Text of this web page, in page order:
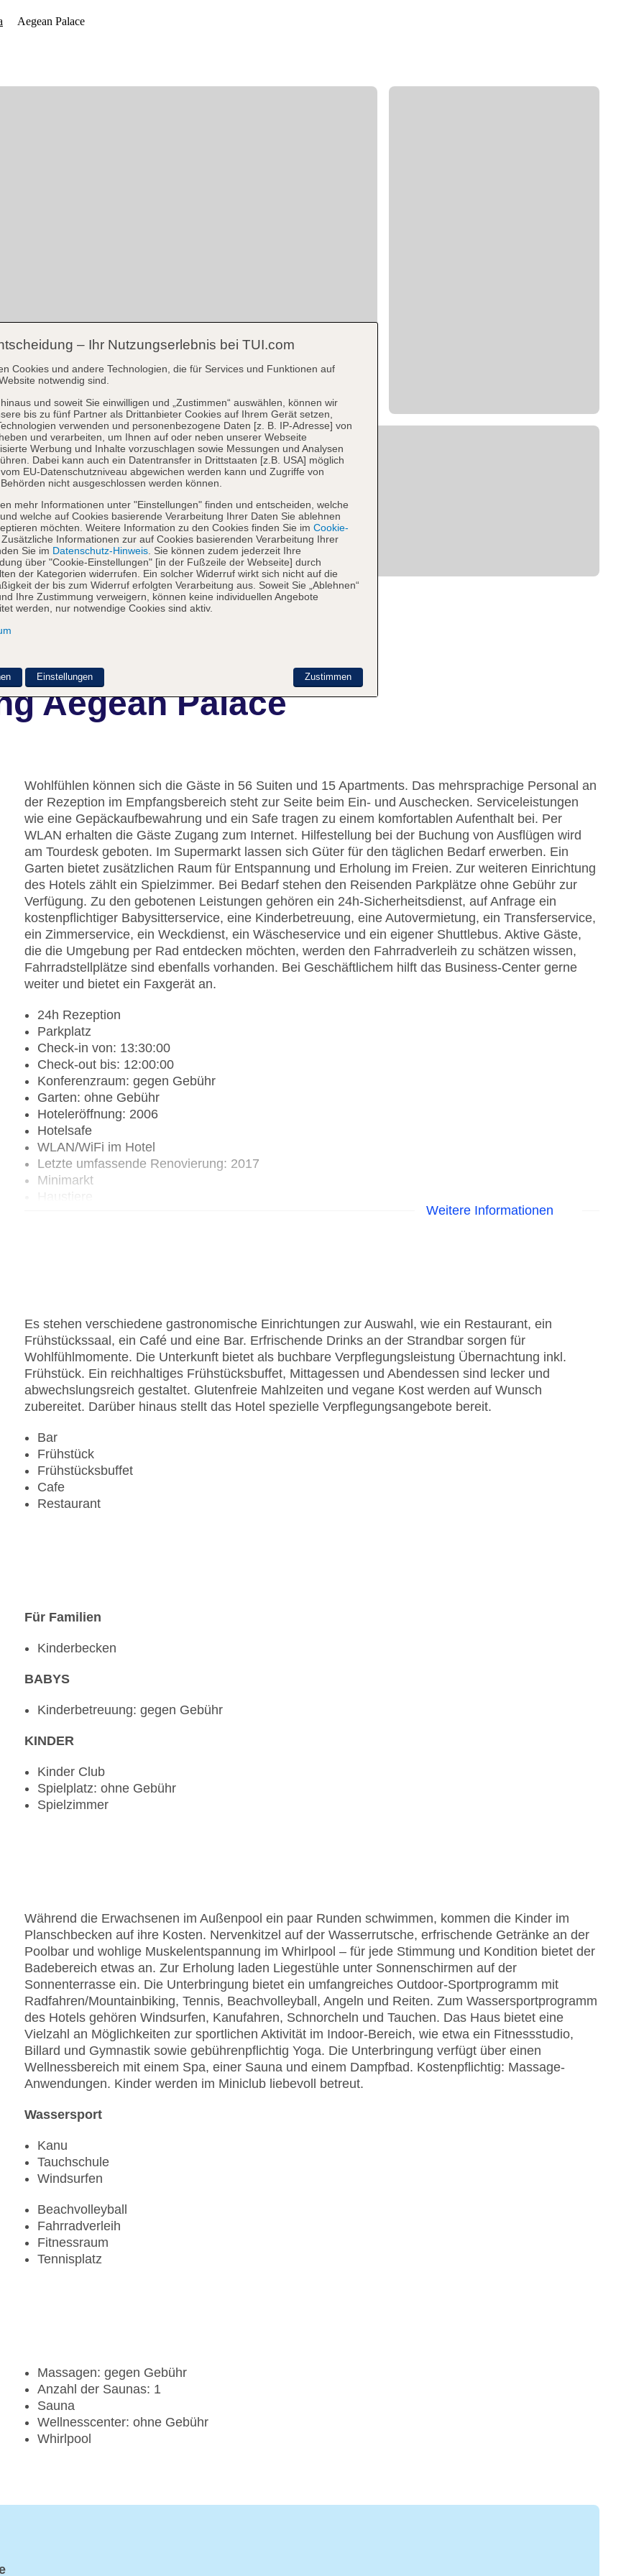
Aegean Palace
Wohlfühlen können sich die Gäste in 56 Suiten und 15 Apartments. Das mehrsprachige Personal an
der Rezeption im Empfangsbereich steht zur Seite beim Ein- und Auschecken. Serviceleistungen
wie eine Gepäckaufbewahrung und ein Safe tragen zu einem komfortablen Aufenthalt bei. Per
WLAN erhalten die Gäste Zugang zum Internet. Hilfestellung bei der Buchung von Ausflügen wird
am Tourdesk geboten. Im Supermarkt lassen sich Güter für den täglichen Bedarf erwerben. Ein
Garten bietet zusätzlichen Raum für Entspannung und Erholung im Freien. Zur weiteren Einrichtung
des Hotels zählt ein Spielzimmer. Bei Bedarf stehen den Reisenden Parkplätze ohne Gebühr zur
Verfügung. Zu den gebotenen Leistungen gehören ein 24h-Sicherheitsdienst, auf Anfrage ein
kostenpflichtiger Babysitterservice, eine Kinderbetreuung, eine Autovermietung, ein Transferservice,
ein Zimmerservice, ein Weckdienst, ein Wäscheservice und ein eigener Shuttlebus. Aktive Gäste,
die die Umgebung per Rad entdecken möchten, werden den Fahrradverleih zu schätzen wissen,
Fahrradstellplätze sind ebenfalls vorhanden. Bei Geschäftlichem hilft das Business-Center gerne
weiter und bietet ein Faxgerät an.
24h Rezeption
Parkplatz
Check-in von: 13:30:00
Check-out bis: 12:00:00
Konferenzraum: gegen Gebühr
Garten: ohne Gebühr
Hoteleröffnung: 2006
Hotelsafe
WLAN/WiFi im Hotel
Letzte umfassende Renovierung: 2017
Minimarkt
Weitere Informationen
Es stehen verschiedene gastronomische Einrichtungen zur Auswahl, wie ein Restaurant, ein
Frühstückssaal, ein Café und eine Bar. Erfrischende Drinks an der Strandbar sorgen für
Wohlfühlmomente. Die Unterkunft bietet als buchbare Verpflegungsleistung Übernachtung inkl.
Frühstück. Ein reichhaltiges Frühstücksbuffet, Mittagessen und Abendessen sind lecker und
abwechslungsreich gestaltet. Glutenfreie Mahlzeiten und vegane Kost werden auf Wunsch
zubereitet. Darüber hinaus stellt das Hotel spezielle Verpflegungsangebote bereit.
Bar
Frühstück
Frühstücksbuffet
Cafe
Restaurant
Für Familien
Kinderbecken
BABYS
Kinderbetreuung: gegen Gebühr
KINDER
Kinder Club
Spielplatz: ohne Gebühr
Spielzimmer
Während die Erwachsenen im Außenpool ein paar Runden schwimmen, kommen die Kinder im
Planschbecken auf ihre Kosten. Nervenkitzel auf der Wasserrutsche, erfrischende Getränke an der
Poolbar und wohlige Muskelentspannung im Whirlpool – für jede Stimmung und Kondition bietet der
Badebereich etwas an. Zur Erholung laden Liegestühle unter Sonnenschirmen auf der
Sonnenterrasse ein. Die Unterbringung bietet ein umfangreiches Outdoor-Sportprogramm mit
Radfahren/Mountainbiking, Tennis, Beachvolleyball, Angeln und Reiten. Zum Wassersportprogramm
des Hotels gehören Windsurfen, Kanufahren, Schnorcheln und Tauchen. Das Haus bietet eine
Vielzahl an Möglichkeiten zur sportlichen Aktivität im Indoor-Bereich, wie etwa ein Fitnessstudio,
Billard und Gymnastik sowie gebührenpflichtig Yoga. Die Unterbringung verfügt über einen
Wellnessbereich mit einem Spa, einer Sauna und einem Dampfbad. Kostenpflichtig: Massage-
Anwendungen. Kinder werden im Miniclub liebevoll betreut.
Wassersport
Kanu
Tauchschule
Windsurfen
Beachvolleyball
Fahrradverleih
Fitnessraum
Tennisplatz
Massagen: gegen Gebühr
Anzahl der Saunas: 1
Sauna
Wellnesscenter: ohne Gebühr
Whirlpool
– Ihr Nutzungserlebnis bei TUI.com
Cookies und andere Technologien, die für Services und Funktionen auf
notwendig sind.
und soweit Sie einwilligen und „Zustimmen“ auswählen, können wir
bis zu fünf Partner als Drittanbieter Cookies auf Ihrem Gerät setzen,
verwenden und personenbezogene Daten [z. B. IP-Adresse] von
und verarbeiten, um Ihnen auf oder neben unserer Webseite
Werbung und Inhalte vorzuschlagen sowie Messungen und Analysen
Dabei kann auch ein Datentransfer in Drittstaaten [z.B. USA] möglich
EU-Datenschutzniveau abgewichen werden kann und Zugriffe von
nicht ausgeschlossen werden können.
mehr Informationen unter "Einstellungen" finden und entscheiden, welche
welche auf Cookies basierende Verarbeitung Ihrer Daten Sie ablehnen
möchten. Weitere Information zu den Cookies finden Sie im Cookie-
. Zusätzliche Informationen zur auf Cookies basierenden Verarbeitung Ihrer
Sie im Datenschutz-Hinweis . Sie können zudem jederzeit Ihre
über "Cookie-Einstellungen" [in der Fußzeile der Webseite] durch
der Kategorien widerrufen. Ein solcher Widerruf wirkt sich nicht auf die
der bis zum Widerruf erfolgten Verarbeitung aus. Soweit Sie „Ablehnen“
Ihre Zustimmung verweigern, können keine individuellen Angebote
werden, nur notwendige Cookies sind aktiv.
Zustimmen
Einstellungen